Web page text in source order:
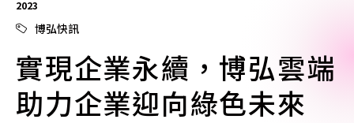
2023
博弘快訊
實現企業永續，博弘雲端
助力企業迎向綠色未來